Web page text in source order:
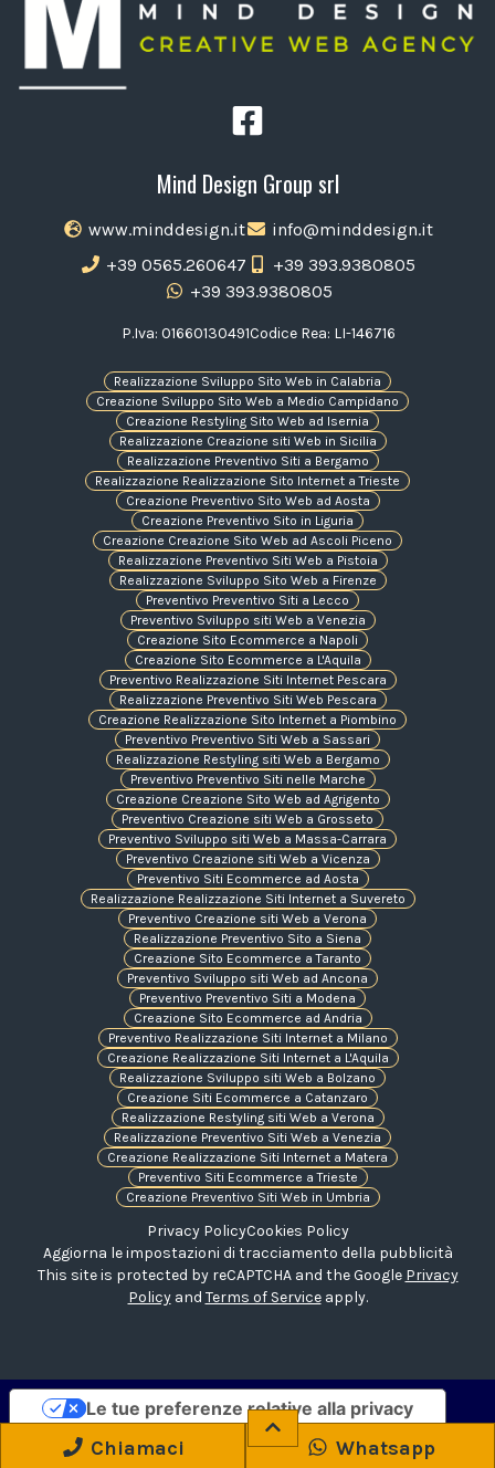
Mind Design Group srl
www.minddesign.it
info@minddesign.it
+39 0565.260647
+39 393.9380805
+39 393.9380805
P.Iva: 01660130491Codice Rea: LI-146716
Realizzazione Sviluppo Sito Web in Calabria
Creazione Sviluppo Sito Web a Medio Campidano
Creazione Restyling Sito Web ad Isernia
Realizzazione Creazione siti Web in Sicilia
Realizzazione Preventivo Siti a Bergamo
Realizzazione Realizzazione Sito Internet a Trieste
Creazione Preventivo Sito Web ad Aosta
Creazione Preventivo Sito in Liguria
Creazione Creazione Sito Web ad Ascoli Piceno
Realizzazione Preventivo Siti Web a Pistoia
Realizzazione Sviluppo Sito Web a Firenze
Preventivo Preventivo Siti a Lecco
Preventivo Sviluppo siti Web a Venezia
Creazione Sito Ecommerce a Napoli
Creazione Sito Ecommerce a L'Aquila
Preventivo Realizzazione Siti Internet Pescara
Realizzazione Preventivo Siti Web Pescara
Creazione Realizzazione Sito Internet a Piombino
Preventivo Preventivo Siti Web a Sassari
Realizzazione Restyling siti Web a Bergamo
Preventivo Preventivo Siti nelle Marche
Creazione Creazione Sito Web ad Agrigento
Preventivo Creazione siti Web a Grosseto
Preventivo Sviluppo siti Web a Massa-Carrara
Preventivo Creazione siti Web a Vicenza
Preventivo Siti Ecommerce ad Aosta
Realizzazione Realizzazione Siti Internet a Suvereto
Preventivo Creazione siti Web a Verona
Realizzazione Preventivo Sito a Siena
Creazione Sito Ecommerce a Taranto
Preventivo Sviluppo siti Web ad Ancona
Preventivo Preventivo Siti a Modena
Creazione Sito Ecommerce ad Andria
Preventivo Realizzazione Siti Internet a Milano
Creazione Realizzazione Siti Internet a L'Aquila
Realizzazione Sviluppo siti Web a Bolzano
Creazione Siti Ecommerce a Catanzaro
Realizzazione Restyling siti Web a Verona
Realizzazione Preventivo Siti Web a Venezia
Creazione Realizzazione Siti Internet a Matera
Preventivo Siti Ecommerce a Trieste
Creazione Preventivo Siti Web in Umbria
Privacy PolicyCookies Policy
Aggiorna le impostazioni di tracciamento della pubblicità
This site is protected by reCAPTCHA and the Google Privacy
Policyand Terms of Serviceapply.
Chiamaci Whatsapp
Informativa sulla raccolta
Le tue preferenze relative alla privacy